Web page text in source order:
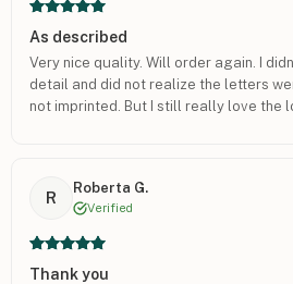
As described
Very nice quality. Will order again. I
detail and did not realize the letters
not imprinted. But I still really love the
R
Roberta G.
Verified
Thank you